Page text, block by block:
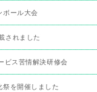
ボール大会
されました
ビス苦情解決研修会
を開催しました